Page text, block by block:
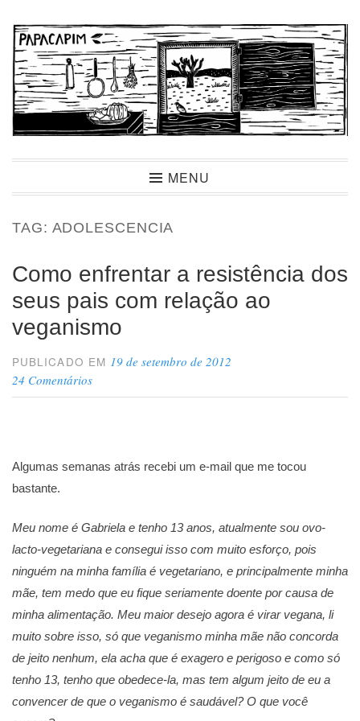
para
conteúdo
PapacapimMENU
TAG: ADOLESCENCIA
Como enfrentar a resistência dos
seus pais com relação ao
veganismo
PUBLICADO EM 19 de setembro de 2012
24 Comentários
Algumas semanas atrás recebi um e-mail que me tocou
bastante.
Meu nome é Gabriela e tenho 13 anos, atualmente sou ovo-
lacto-vegetariana e consegui isso com muito esforço, pois
ninguém na minha família é vegetariano, e principalmente minha
mãe, tem medo que eu fique seriamente doente por causa de
minha alimentação. Meu maior desejo agora é virar vegana, li
muito sobre isso, só que veganismo minha mãe não concorda
de jeito nenhum, ela acha que é exagero e perigoso e como só
tenho 13, tenho que obedece-la, mas tem algum jeito de eu a
convencer de que o veganismo é saudável? O que você